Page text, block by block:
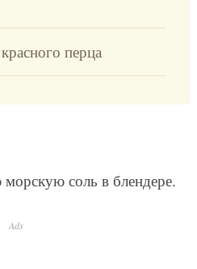
перца
соль в блендере.
Ads